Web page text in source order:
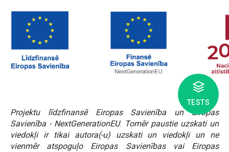
Projektu līdzfinansē Eiropas Savienība un Eiropas
Savienība - NextGenerationEU. Tomēr paustie uzskati un
viedokļi ir tikai autora(-u) uzskati un viedokļi un ne
vienmēr atspoguļo Eiropas Savienības vai Eiropas
TESTS